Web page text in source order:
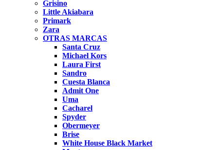
Grisino
Little Akiabara
Primark
Zara
OTRAS MARCAS
Santa Cruz
Michael Kors
Laura First
Sandro
Cuesta Blanca
Admit One
Uma
Cacharel
Spyder
Obermeyer
Brise
White House Black Market